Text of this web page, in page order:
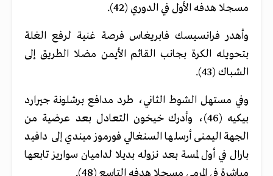
مسجلا هدفه الأول في الدوري (42).
وأهدر فرانسيسك فابريغاس فرصة غنية لرفع الغلة
بتحويله الكرة بجانب القائم الأيمن مضلا الطريق إلى
الشباك (43).
وفي مستهل الشوط الثاني، طرد مدافع برشلونة جيرارد
بيكيه (46)، وأدرك خيخون التعادل بعد عرضية من
الجهة اليمنى أرسلها السنغالي فورموز ميندي إلى دافيد
بارال في أول لمسة بعد نزوله بديلا لداميان سواريز تابعها